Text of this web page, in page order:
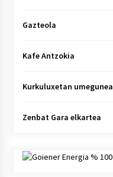
Gazteola
Kafe Antzokia
Kurkuluxetan umegunea
Zenbat Gara elkartea